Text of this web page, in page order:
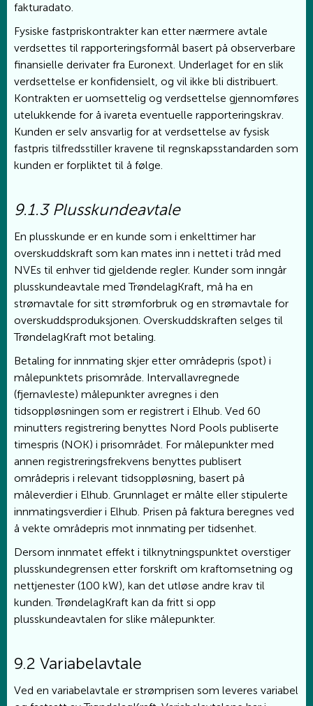
fakturadato.
Fysiske fastpriskontrakter kan etter nærmere avtale
verdsettes til rapporteringsformål basert på observerbare
finansielle derivater fra Euronext. Underlaget for en slik
verdsettelse er konfidensielt, og vil ikke bli distribuert.
Kontrakten er uomsettelig og verdsettelse gjennomføres
utelukkende for å ivareta eventuelle rapporteringskrav.
Kunden er selv ansvarlig for at verdsettelse av fysisk
fastpris tilfredsstiller kravene til regnskapsstandarden som
kunden er forpliktet til å følge.
9.1.3 Plusskundeavtale
En plusskunde er en kunde som i enkelttimer har
overskuddskraft som kan mates inn i nettet i tråd med
NVEs til enhver tid gjeldende regler. Kunder som inngår
plusskundeavtale med TrøndelagKraft, må ha en
strømavtale for sitt strømforbruk og en strømavtale for
overskuddsproduksjonen. Overskuddskraften selges til
TrøndelagKraft mot betaling.
Betaling for innmating skjer etter områdepris (spot) i
målepunktets prisområde. Intervallavregnede
(fjernavleste) målepunkter avregnes i den
tidsoppløsningen som er registrert i Elhub. Ved 60
minutters registrering benyttes Nord Pools publiserte
timespris (NOK) i prisområdet. For målepunkter med
annen registreringsfrekvens benyttes publisert
områdepris i relevant tidsoppløsning, basert på
måleverdier i Elhub. Grunnlaget er målte eller stipulerte
innmatingsverdier i Elhub. Prisen på faktura beregnes ved
å vekte områdepris mot innmating per tidsenhet.
Dersom innmatet effekt i tilknytningspunktet overstiger
plusskundegrensen etter forskrift om kraftomsetning og
nettjenester (100 kW), kan det utløse andre krav til
kunden. TrøndelagKraft kan da fritt si opp
plusskundeavtalen for slike målepunkter.
9.2 Variabelavtale
Ved en variabelavtale er strømprisen som leveres variabel